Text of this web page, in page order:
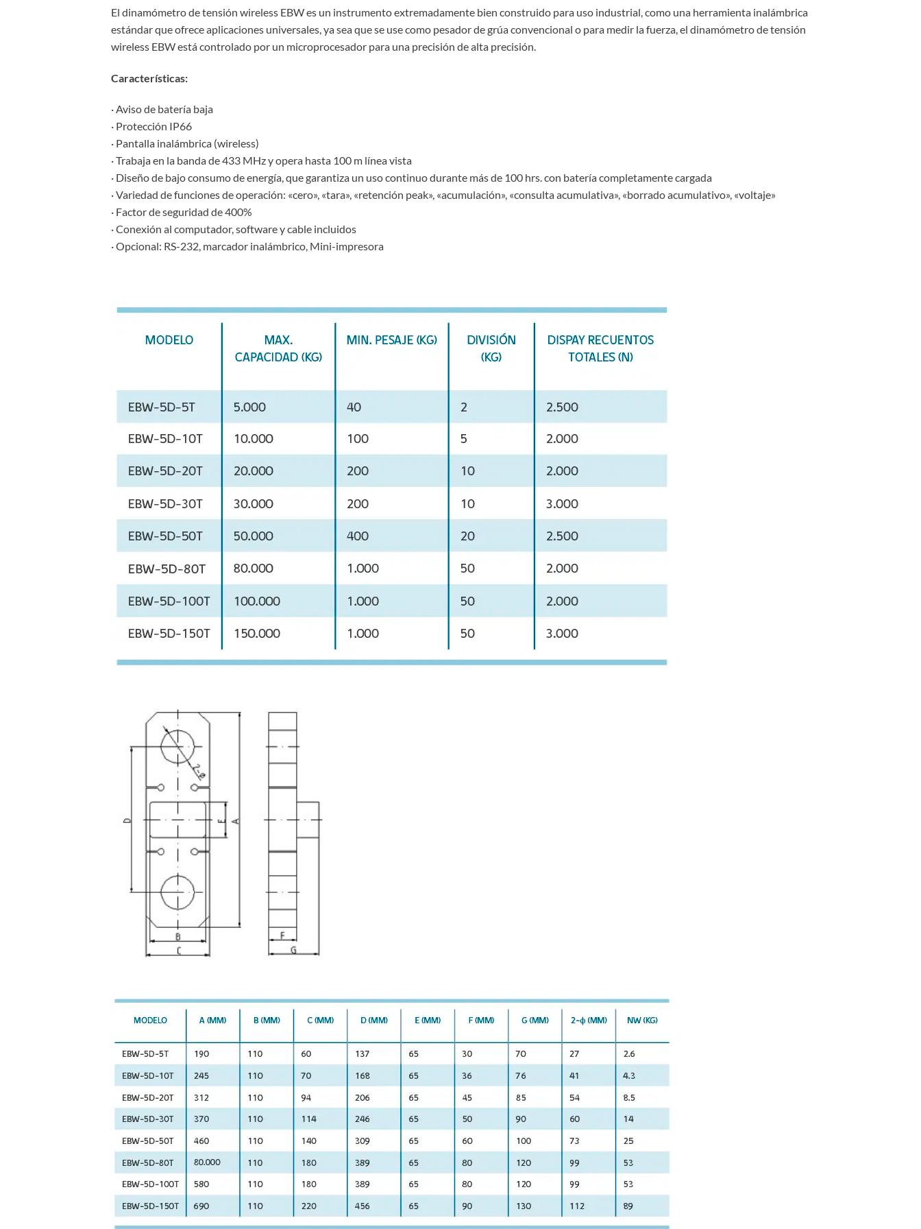
El dinamómetro de tensión wireless EBW es un instrumento extremadamente bien construido para uso industrial, como una herramienta inalámbrica
estándar que ofrece aplicaciones universales, ya sea que se use como pesador de grúa convencional o para medir la fuerza, el dinamómetro de tensión
wireless EBW está controlado por un microprocesador para una precisión de alta precisión.
Características:
· Aviso de batería baja
· Protección IP66
· Pantalla inalámbrica (wireless)
· Trabaja en la banda de 433 MHz y opera hasta 100 m línea vista
· Diseño de bajo consumo de energía, que garantiza un uso continuo durante más de 100 hrs. con batería completamente cargada
· Variedad de funciones de operación: «cero», «tara», «retención peak», «acumulación», «consulta acumulativa», «borrado acumulativo», «voltaje»
· Factor de seguridad de 400%
· Conexión al computador, software y cable incluidos
· Opcional: RS-232, marcador inalámbrico, Mini-impresora